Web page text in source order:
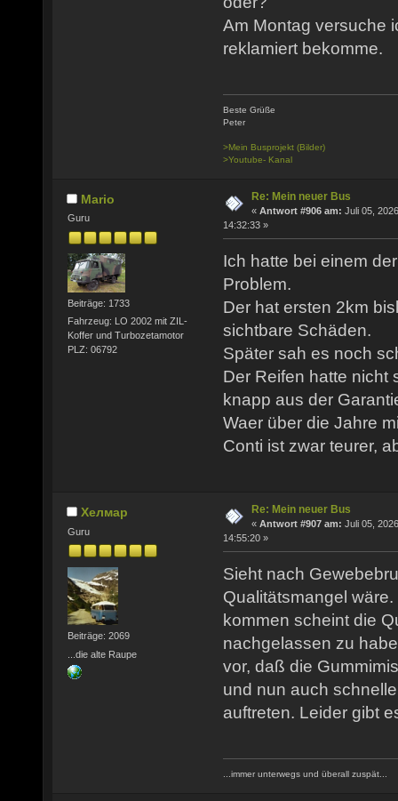
Am Montag versuche
reklamiert bekomme.
Beste Grüße
Peter
>Mein Busprojekt (Bilder)
>Youtube- Kanal
Mario
Guru
Beiträge: 1733
Fahrzeug: LO 2002 mit ZIL-
Koffer und Turbozetamotor
PLZ: 06792
Re: Mein neuer Bus
« Antwort #906 am: Juli 05,
14:32:33 »
Ich hatte bei einem
Problem.
Der hat ersten 2km
sichtbare Schäden.
Später sah es noch
Der Reifen hatte nicht
knapp aus der
Waer über die Jahre
Conti ist zwar teurer,
Хелмар
Guru
Beiträge: 2069
...die alte Raupe
Re: Mein neuer Bus
« Antwort #907 am: Juli 05,
14:55:20 »
Sieht nach
Qualitätsmangel
kommen scheint die
nachgelassen zu
vor, daß die
und nun auch
auftreten. Leider gibt
...immer unterwegs und überall zuspät...